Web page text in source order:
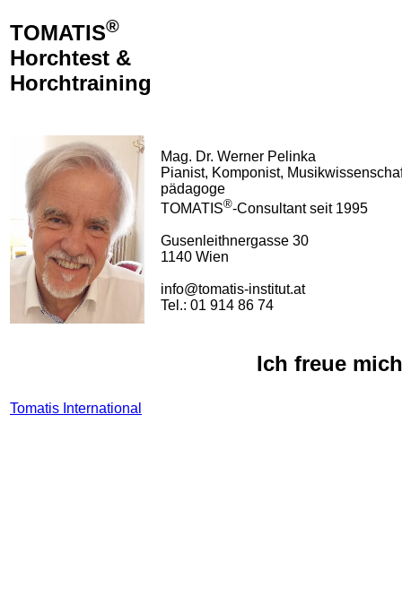
TOMATIS®
Horchtest &
Horchtraining
Mag. Dr. Werner Pelinka
Pianist, Komponist,
pädagoge
TOMATIS®-Consultant seit 1995
Gusenleithnergasse 30
1140 Wien
info@tomatis-institut.at
Tel.: 01 914 86 74
Ich freue
Tomatis International